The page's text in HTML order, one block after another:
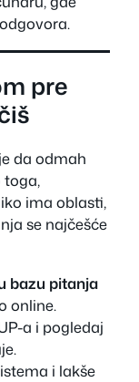
pre
da odmah
toga,
ima oblasti,
se najčešće
bazu pitanja
online.
a i pogledaj
i lakše